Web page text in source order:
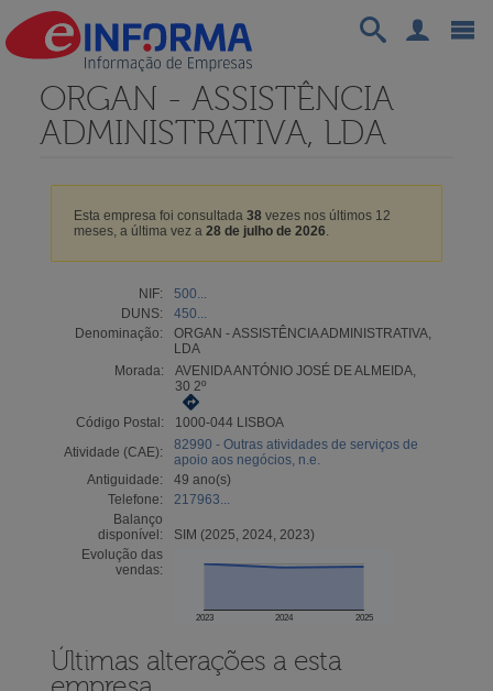
ORGAN - ASSISTÊNCIA
ADMINISTRATIVA, LDA
Esta empresa foi consultada 38vezes nos últimos 12
meses, a última vez a 28 de julho de 2026.
NIF:
500...
DUNS:
450...
Denominação:
ORGAN - ASSISTÊNCIA ADMINISTRATIVA,
LDA
Morada:
AVENIDA ANTÓNIO JOSÉ DE ALMEIDA,
30 2º
Código Postal:
1000-044 LISBOA
Atividade (CAE):
82990 - Outras atividades de serviços de
apoio aos negócios, n.e.
Antiguidade:
49 ano(s)
Telefone:
217963...
Balanço
disponível:
SIM (2025, 2024, 2023)
Evolução das
vendas:
2023 2024 2025
Últimas alterações a esta